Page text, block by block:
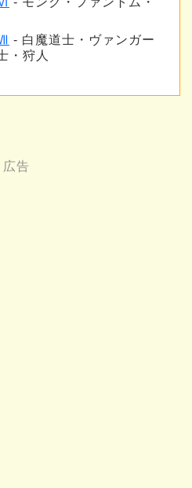
- 白魔道士・ヴァンガー
・狩人